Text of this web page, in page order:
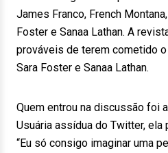
James Franco, French
Foster e Sanaa Lathan. A
prováveis de terem cometido
Sara Foster e Sanaa Lathan.
Quem entrou na discussão foi
Usuária assídua do Twitter, ela
“Eu só consigo imaginar uma